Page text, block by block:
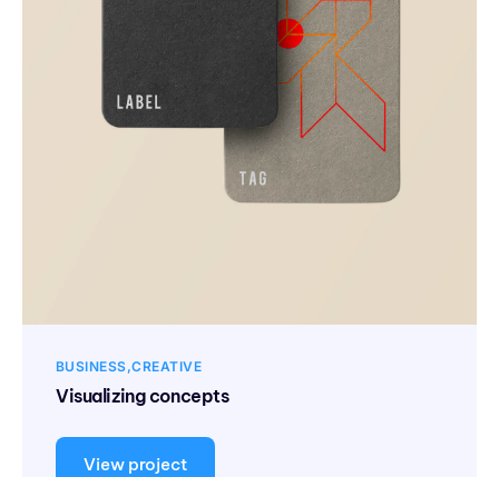
BUSINESS CREATIVE
Visualizing concepts
View project